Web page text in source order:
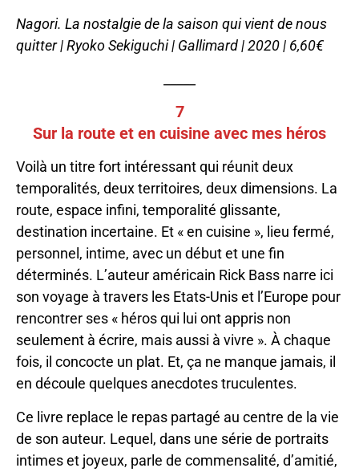
Nagori. La nostalgie de la saison qui vient de nous
quitter | Ryoko Sekiguchi | Gallimard | 2020 | 6,60€
7
Sur la route et en cuisine avec mes héros
Voilà un titre fort intéressant qui réunit deux
temporalités, deux territoires, deux dimensions. La
route, espace infini, temporalité glissante,
destination incertaine. Et « en cuisine », lieu fermé,
personnel, intime, avec un début et une fin
déterminés. L’auteur américain Rick Bass narre ici
son voyage à travers les Etats-Unis et l’Europe pour
rencontrer ses « héros qui lui ont appris non
seulement à écrire, mais aussi à vivre ». À chaque
fois, il concocte un plat. Et, ça ne manque jamais, il
en découle quelques anecdotes truculentes.
Ce livre replace le repas partagé au centre de la vie
de son auteur. Lequel, dans une série de portraits
intimes et joyeux, parle de commensalité, d’amitié,